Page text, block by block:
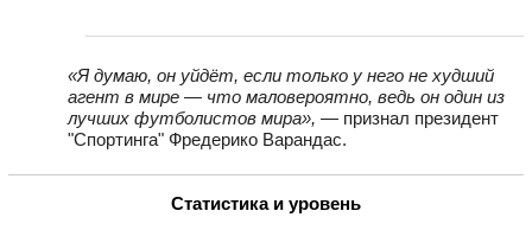
«Я думаю, он уйдёт, если только у него не худший
агент в мире — что маловероятно, ведь он один из
лучших футболистов мира», — признал президент
"Спортинга" Фредерико Варандас.
Статистика и уровень